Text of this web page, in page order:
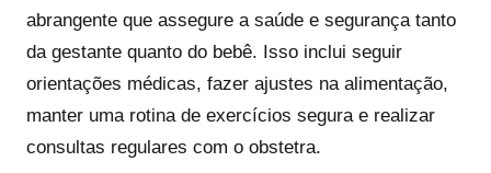
abrangente que assegure a saúde e segurança tanto
da gestante quanto do bebê. Isso inclui seguir
orientações médicas, fazer ajustes na alimentação,
manter uma rotina de exercícios segura e realizar
consultas regulares com o obstetra.